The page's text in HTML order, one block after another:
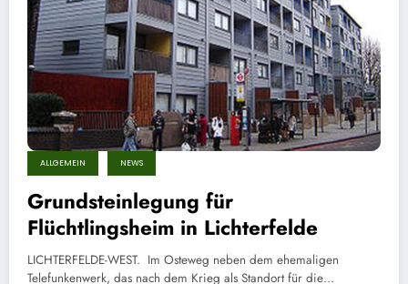
ALLGEMEIN NEWS
Grundsteinlegung für
Flüchtlingsheim in Lichterfelde
LICHTERFELDE-WEST. Im Osteweg neben dem ehemaligen
Telefunkenwerk, das nach dem Krieg als Standort für die…